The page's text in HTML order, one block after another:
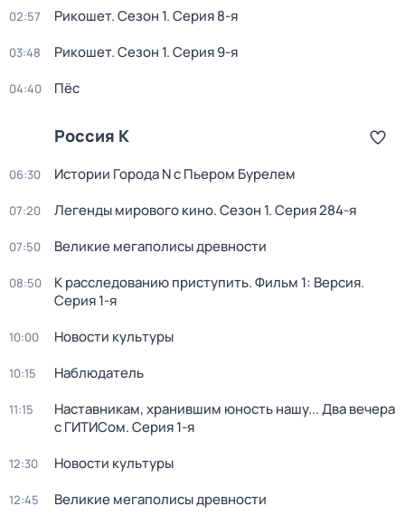
02:57 Рикошет. Сезон 1. Серия 8-я
03:48 Рикошет. Сезон 1. Серия 9-я
04:40 Пёс
Россия К
06:30 Истории Города N с Пьером Бурелем
07:20 Легенды мирового кино. Сезон 1. Серия 284-я
07:50 Великие мегаполисы древности
08:50 К расследованию приступить. Фильм 1: Версия.
Серия 1-я
10:00 Новости культуры
10:15 Наблюдатель
11:15
Наставникам, хранившим юность нашу... Два вечера
с ГИТИСом. Серия 1-я
12:30 Новости культуры
12:45 Великие мегаполисы древности